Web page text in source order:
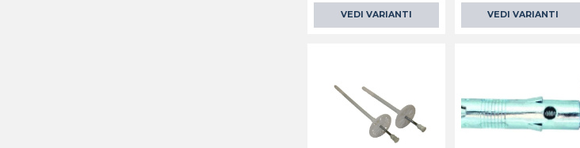
VEDI VARIANTI VEDI VARIANTI